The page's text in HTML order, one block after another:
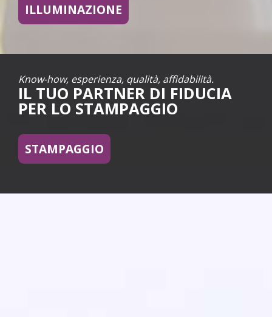
ILLUMINAZIONE
Know-how, esperienza, qualità, affidabilità.
IL TUO PARTNER DI FIDUCIA
PER LO STAMPAGGIO
STAMPAGGIO